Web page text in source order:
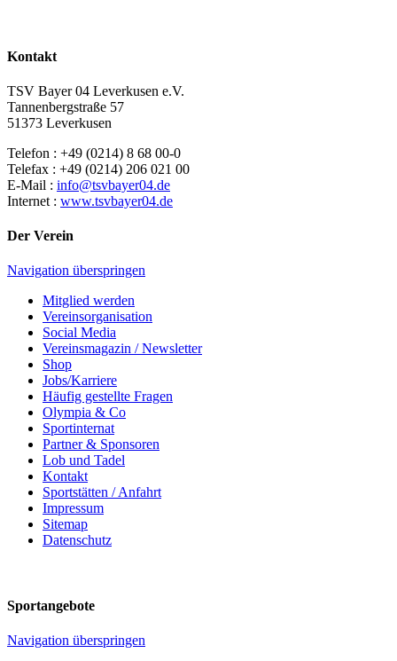
Kontakt
TSV Bayer 04 Leverkusen e.V.
Tannenbergstraße 57
51373 Leverkusen
Telefon : +49 (0214) 8 68 00-0
Telefax : +49 (0214) 206 021 00
E-Mail : info@tsvbayer04.de
Internet : www.tsvbayer04.de
Der Verein
Navigation überspringen
Mitglied werden
Vereinsorganisation
Social Media
Vereinsmagazin / Newsletter
Shop
Jobs/Karriere
Häufig gestellte Fragen
Olympia & Co
Sportinternat
Partner & Sponsoren
Lob und Tadel
Kontakt
Sportstätten / Anfahrt
Impressum
Sitemap
Datenschutz
Sportangebote
Navigation überspringen